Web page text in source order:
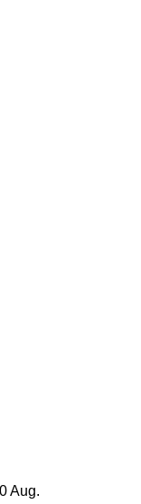
Aug.